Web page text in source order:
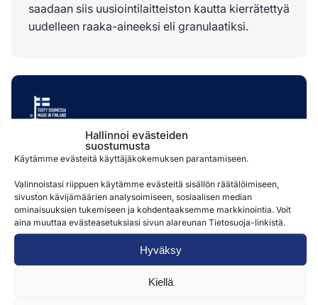
Hallinnoi evästeiden
suostumusta
Käytämme evästeitä käyttäjäkokemuksen parantamiseen.
Valinnoistasi riippuen käytämme evästeitä sisällön räätälöimiseen,
sivuston kävijämäärien analysoimiseen, sosiaalisen median
ominaisuuksien tukemiseen ja kohdentaaksemme markkinointia. Voit
aina muuttaa evästeasetuksiasi sivun alareunan Tietosuoja-linkistä.
Hyväksy
Kiellä
saadaan siis uusiointilaitteiston kautta kierrätettyä
uudelleen raaka-aineeksi eli granulaatiksi.
Merkki kotimaisesta laadusta
Olemme Suomalaisen Työn Liiton jäsenyritys, ja
käytämme ylpeästi Avainlippu-merkkiä
tuotteissamme. Myös asiakkaan räätälöidyt tai
logopainetut tuotteet voidaan varustaa